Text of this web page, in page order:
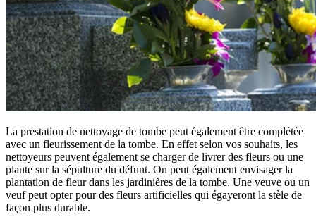
La prestation de nettoyage de tombe peut également être complétée
avec un fleurissement de la tombe. En effet selon vos souhaits, les
nettoyeurs peuvent également se charger de livrer des fleurs ou une
plante sur la sépulture du défunt. On peut également envisager la
plantation de fleur dans les jardinières de la tombe. Une veuve ou un
veuf peut opter pour des fleurs artificielles qui égayeront la stèle de
façon plus durable.